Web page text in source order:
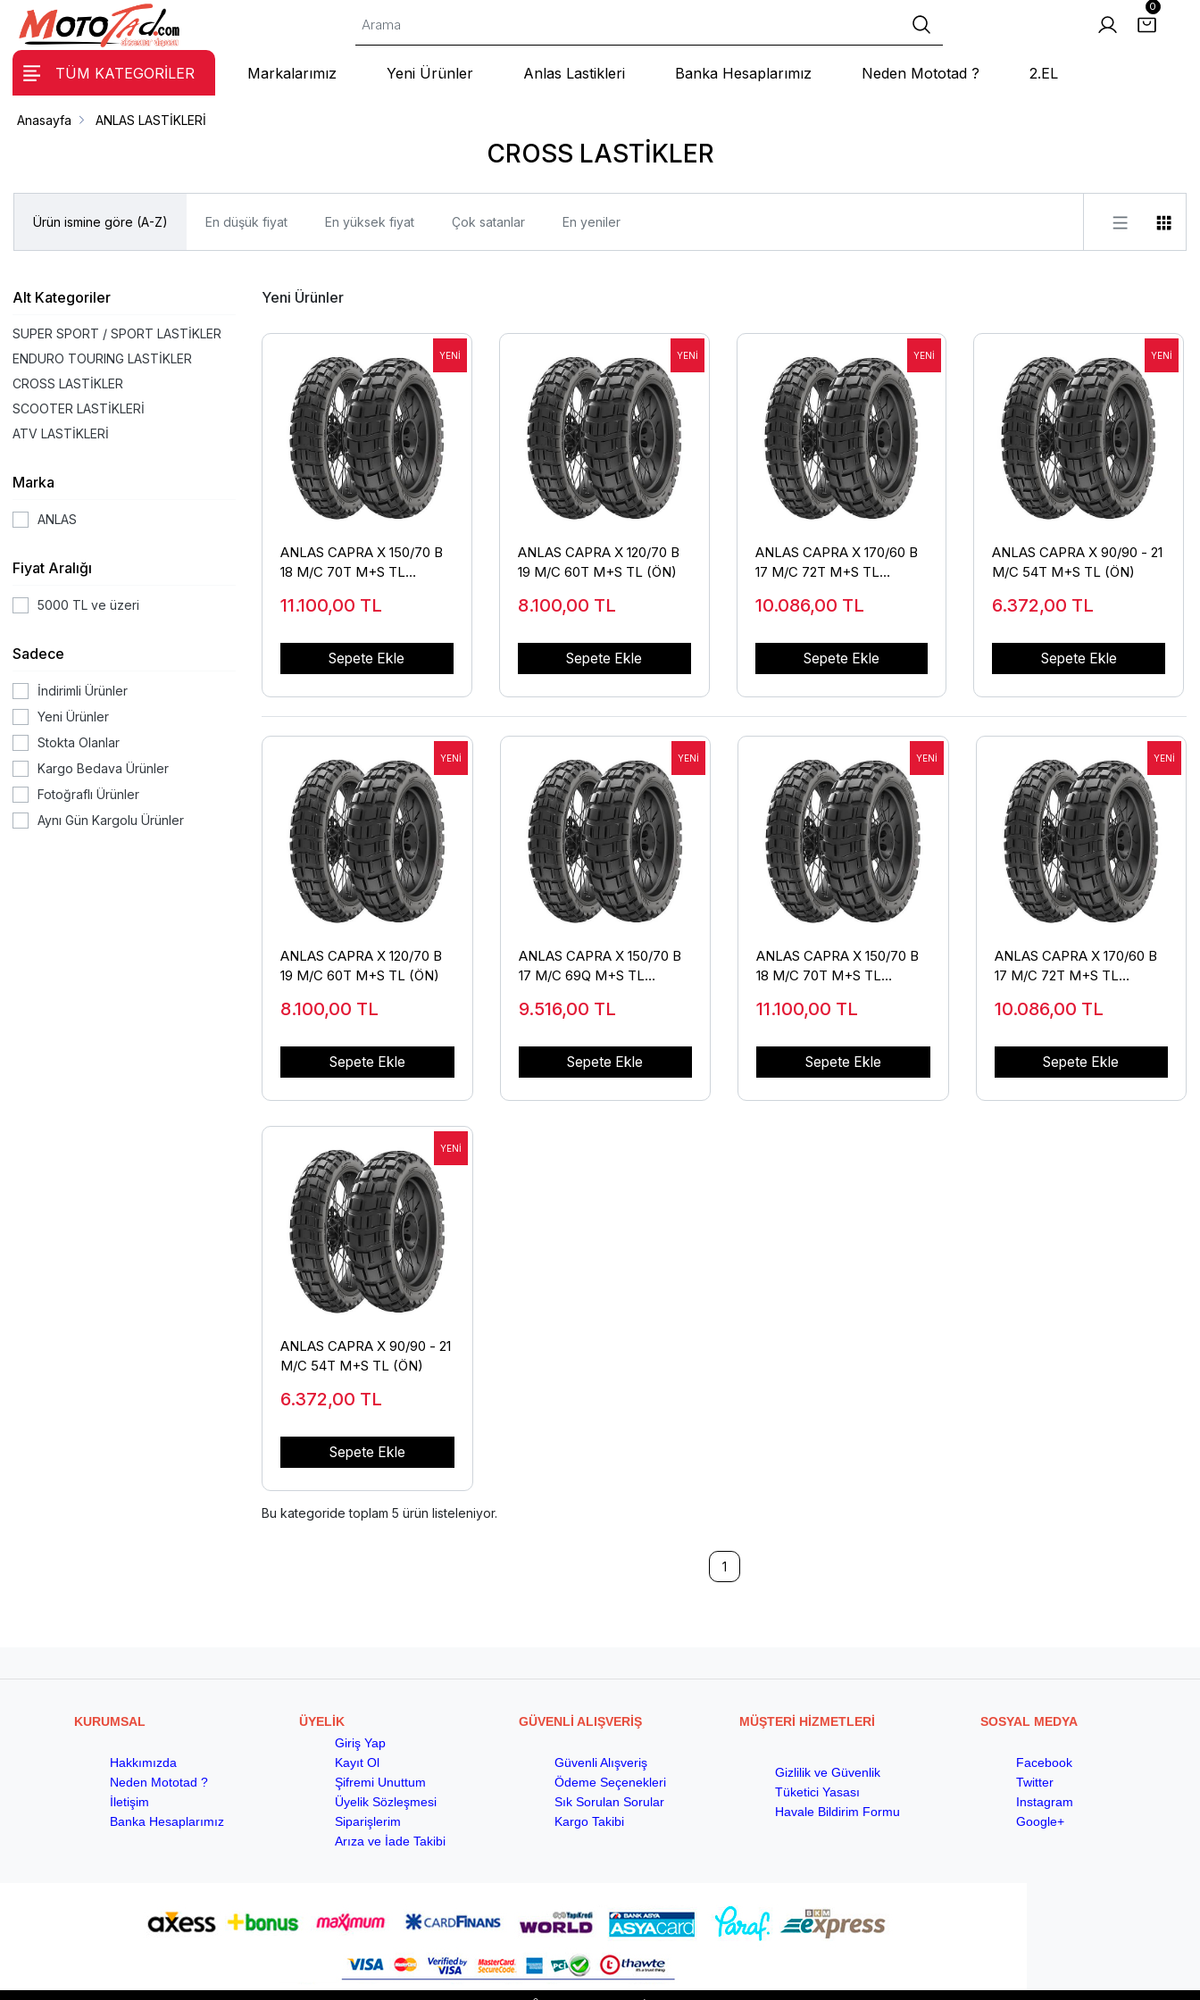
0
TÜM KATEGORİLER Markalarımız Yeni Ürünler Anlas Lastikleri Banka Hesaplarımız Neden Mototad ? 2.EL
CROSS LASTİKLER
Anasayfa ANLAS LASTİKLERİ
Ürün ismine göre (A-Z) En düşük fiyat En yüksek fiyat Çok satanlar En yeniler
Alt Kategoriler
SUPER SPORT / SPORT LASTİKLER
ENDURO TOURING LASTİKLER
CROSS LASTİKLER
SCOOTER LASTİKLERİ
ATV LASTİKLERİ
Marka
ANLAS
Fiyat Aralığı
5000 TL ve üzeri
Sadece
İndirimli Ürünler
Yeni Ürünler
Stokta Olanlar
Kargo Bedava Ürünler
Fotoğraflı Ürünler
Aynı Gün Kargolu Ürünler
Yeni Ürünler
ANLAS CAPRA X 150/70 B
18 M/C 70T M+S TL
11.100,00 TL
Sepete Ekle
ANLAS CAPRA X 120/70 B
19 M/C 60T M+S TL (ÖN)
8.100,00 TL
Sepete Ekle
ANLAS CAPRA X 170/60 B
17 M/C 72T M+S TL
10.086,00 TL
Sepete Ekle
ANLAS CAPRA X 90/90 - 21
M/C 54T M+S TL (ÖN)
6.372,00 TL
Sepete Ekle
ANLAS CAPRA X 120/70 B
19 M/C 60T M+S TL (ÖN)
8.100,00 TL
Sepete Ekle
ANLAS CAPRA X 150/70 B
17 M/C 69Q M+S TL
9.516,00 TL
Sepete Ekle
ANLAS CAPRA X 150/70 B
18 M/C 70T M+S TL
11.100,00 TL
Sepete Ekle
ANLAS CAPRA X 170/60 B
17 M/C 72T M+S TL
10.086,00 TL
Sepete Ekle
ANLAS CAPRA X 90/90 - 21
M/C 54T M+S TL (ÖN)
6.372,00 TL
Sepete Ekle
Bu kategoride toplam 5 ürün listeleniyor.
1
KURUMSAL ÜYELİK GÜVENLİ ALIŞVERİŞ MÜŞTERİ HİZMETLERİ SOSYAL MEDYA
Hakkımızda
Neden Mototad ?
İletişim
Banka Hesaplarımız
Giriş Yap
Kayıt Ol
Şifremi Unuttum
Üyelik Sözleşmesi
Siparişlerim
Arıza ve İade Takibi
Güvenli Alışveriş
Ödeme Seçenekleri
Sık Sorulan Sorular
Kargo Takibi
Gizlilik ve Güvenlik
Tüketici Yasası
Havale Bildirim Formu
Facebook
Twitter
Instagram
Google+